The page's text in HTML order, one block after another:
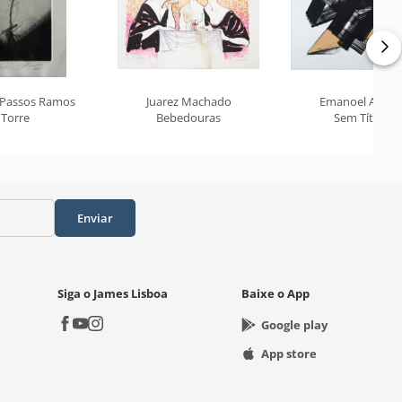
Ramos
Torre
Juarez Machado
Bebedouras
Emanoel
Sem Título
Enviar
Siga o James Lisboa
Baixe o App
Google play
App store